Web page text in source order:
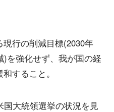
行の削減目標(2030年
)を強化せず、我が国の経
すること。
大統領選挙の状況を見